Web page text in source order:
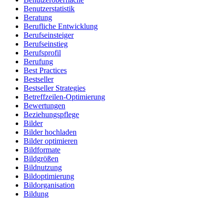
Benutzerstatistik
Beratung
Berufliche Entwicklung
Berufseinsteiger
Berufseinstieg
Berufsprofil
Berufung
Best Practices
Bestseller
Bestseller Strategies
Betreffzeilen-Optimierung
Bewertungen
Beziehungspflege
Bilder
Bilder hochladen
Bilder optimieren
Bildformate
Bildgrößen
Bildnutzung
Bildoptimierung
Bildorganisation
Bildung